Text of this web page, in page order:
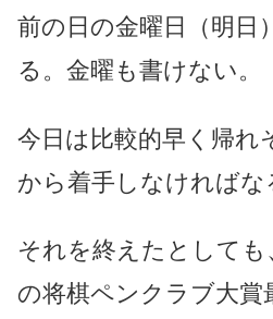
前の日の金曜日（明日
る。金曜も書けない。
今日は比較的早く帰れ
から着手しなければ
それを終えたとしても
の将棋ペンクラブ大賞